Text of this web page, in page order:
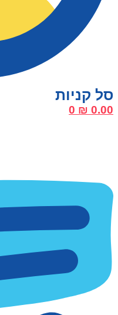
₪ 0.00
0